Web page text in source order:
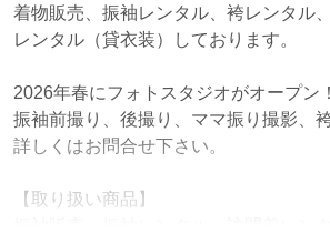
着物販売、振袖レンタル、袴レンタル
レンタル（貸衣装）しております。
2026年春にフォトスタジオがオープン！
振袖前撮り、後撮り、ママ振り撮影、
詳しくはお問合せ下さい。
【取り扱い商品】